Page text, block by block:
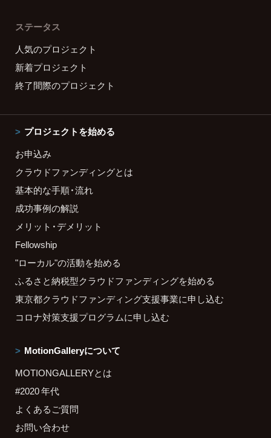
ステータス
人気のプロジェクト
新着プロジェクト
終了間際のプロジェクト
プロジェクトを始める
お申込み
クラウドファンディングとは
基本的な手順・流れ
成功事例の解説
メリット・デメリット
Fellowship
"ローカル"の活動を始める
ふるさと納税型クラウドファンディングを始める
東京都クラウドファンディング支援事業に申し込む
コロナ対策支援プログラムに申し込む
MotionGalleryについて
MOTIONGALLERYとは
#2020 年代
よくあるご質問
お問い合わせ